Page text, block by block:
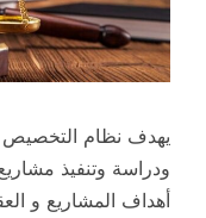
يهدف نظام التخصيص
ودراسة وتنفيذ
أهداف المشاريع و